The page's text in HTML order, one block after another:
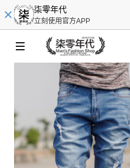
柒零年代
立刻使用官方APP